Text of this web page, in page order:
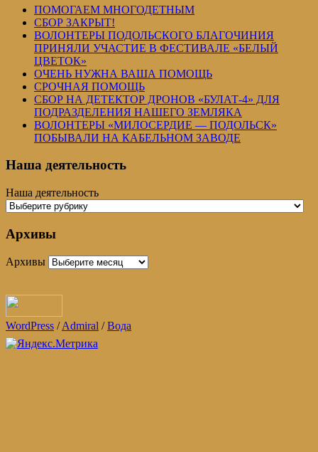
ПОМОГАЕМ МНОГОДЕТНЫМ
СБОР ЗАКРЫТ!
ВОЛОНТЕРЫ ПОДОЛЬСКОГО БЛАГОЧИНИЯ
ПРИНЯЛИ УЧАСТИЕ В ФЕСТИВАЛЕ «БЕЛЫЙ
ЦВЕТОК»
ОЧЕНЬ НУЖНА ВАША ПОМОЩЬ
СРОЧНАЯ ПОМОЩЬ
СБОР НА ДЕТЕКТОР ДРОНОВ «БУЛАТ-4» ДЛЯ
ПОДРАЗДЕЛЕНИЯ НАШЕГО ЗЕМЛЯКА
ВОЛОНТЕРЫ «МИЛОСЕРДИЕ — ПОДОЛЬСК»
ПОБЫВАЛИ НА КАБЕЛЬНОМ ЗАВОДЕ
Наша деятельность
Наша деятельность
Архивы
Архивы
WordPress /Admiral /Вода